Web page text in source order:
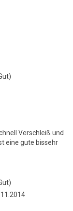
Verschleiß und
eine gute bissehr